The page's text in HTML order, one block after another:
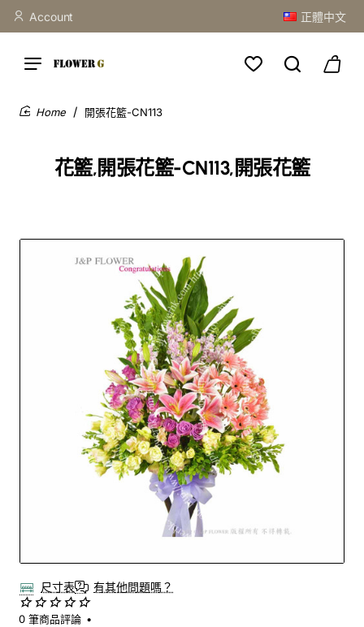
Account 正體中文
花籃,開張花籃-CN113,開張花籃
開張花籃-CN113
尺寸表 有其他問題嗎？
0 筆商品評論 •